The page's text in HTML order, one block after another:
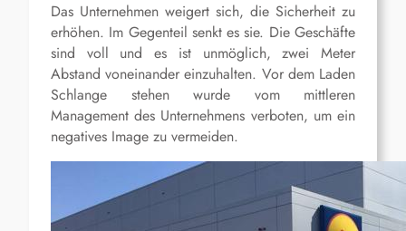
Das Unternehmen weigert sich, die Sicherheit zu
erhöhen. Im Gegenteil senkt es sie. Die Geschäfte
sind voll und es ist unmöglich, zwei Meter
Abstand voneinander einzuhalten. Vor dem Laden
Schlange stehen wurde vom mittleren
Management des Unternehmens verboten, um ein
negatives Image zu vermeiden.